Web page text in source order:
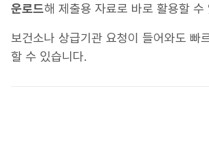
운로드해 제출용 자료로 바로 활용할 수
보건소나 상급기관 요청이 들어와도 빠
할 수 있습니다.